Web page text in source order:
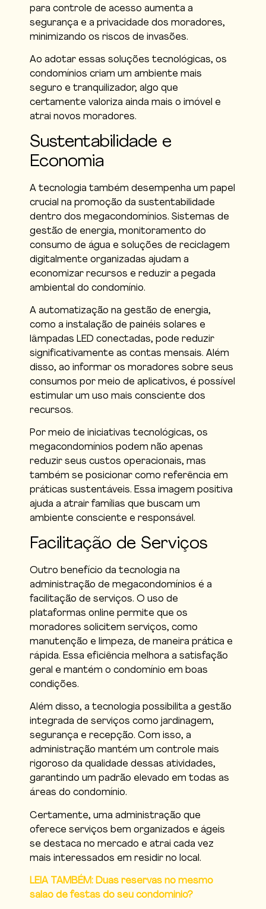
para controle de acesso aumenta a
segurança e a privacidade dos moradores,
minimizando os riscos de invasões.
Ao adotar essas soluções tecnológicas, os
condomínios criam um ambiente mais
seguro e tranquilizador, algo que
certamente valoriza ainda mais o imóvel e
atrai novos moradores.
Sustentabilidade e
Economia
A tecnologia também desempenha um papel
crucial na promoção da sustentabilidade
dentro dos megacondomínios. Sistemas de
gestão de energia, monitoramento do
consumo de água e soluções de reciclagem
digitalmente organizadas ajudam a
economizar recursos e reduzir a pegada
ambiental do condomínio.
A automatização na gestão de energia,
como a instalação de painéis solares e
lâmpadas LED conectadas, pode reduzir
significativamente as contas mensais. Além
disso, ao informar os moradores sobre seus
consumos por meio de aplicativos, é possível
estimular um uso mais consciente dos
recursos.
Por meio de iniciativas tecnológicas, os
megacondomínios podem não apenas
reduzir seus custos operacionais, mas
também se posicionar como referência em
práticas sustentáveis. Essa imagem positiva
ajuda a atrair famílias que buscam um
ambiente consciente e responsável.
Facilitação de Serviços
Outro benefício da tecnologia na
administração de megacondomínios é a
facilitação de serviços. O uso de
plataformas online permite que os
moradores solicitem serviços, como
manutenção e limpeza, de maneira prática e
rápida. Essa eficiência melhora a satisfação
geral e mantém o condomínio em boas
condições.
Além disso, a tecnologia possibilita a gestão
integrada de serviços como jardinagem,
segurança e recepção. Com isso, a
administração mantém um controle mais
rigoroso da qualidade dessas atividades,
garantindo um padrão elevado em todas as
áreas do condomínio.
Certamente, uma administração que
oferece serviços bem organizados e ágeis
se destaca no mercado e atrai cada vez
mais interessados em residir no local.
LEIA TAMBÉM: Duas reservas no mesmo
salao de festas do seu condominio?